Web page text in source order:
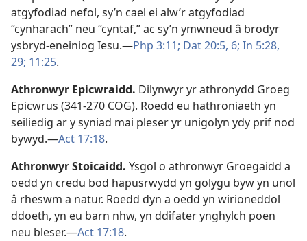
atgyfodiad nefol, sy’n cael ei alw’r atgyfodiad
“cynharach” neu “cyntaf,” ac sy’n ymwneud â brodyr
ysbryd-eneiniog Iesu.—Php 3:11; Dat 20:5, 6; In 5:28,
29; 11:25.
Athronwyr Epicwraidd. Dilynwyr yr athronydd Groeg
Epicwrus (341-270 COG). Roedd eu hathroniaeth yn
seiliedig ar y syniad mai pleser yr unigolyn ydy prif nod
bywyd.—Act 17:18.
Athronwyr Stoicaidd. Ysgol o athronwyr Groegaidd a
oedd yn credu bod hapusrwydd yn golygu byw yn unol
â rheswm a natur. Roedd dyn a oedd yn wirioneddol
ddoeth, yn eu barn nhw, yn ddifater ynghylch poen
neu bleser.—Act 17:18.